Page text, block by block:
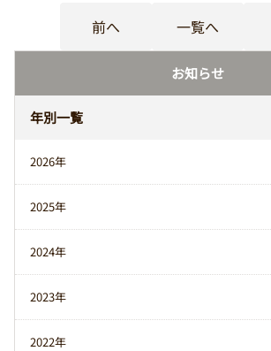
前へ 一覧へ
お知らせ
年別一覧
2026年
2025年
2024年
2023年
2022年